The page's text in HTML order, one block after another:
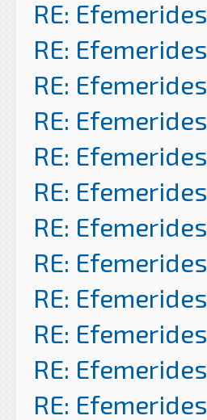
RE: Efemerides
RE: Efemerides
RE: Efemerides
RE: Efemerides
RE: Efemerides
RE: Efemerides
RE: Efemerides
RE: Efemerides
RE: Efemerides
RE: Efemerides
RE: Efemerides
RE: Efemerides